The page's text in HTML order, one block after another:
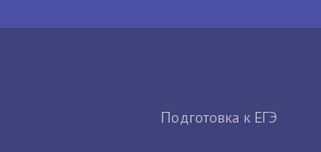
Подготовка к ЕГЭ